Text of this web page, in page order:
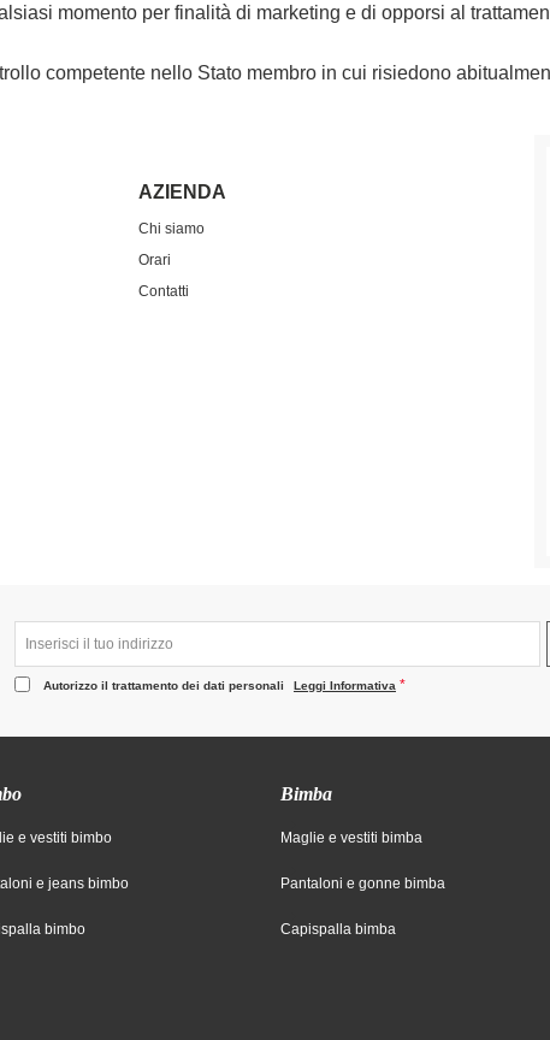
momento per finalità di marketing e di opporsi al
competente nello Stato membro in cui risiedono
AZIENDA
Chi siamo
Orari
Contatti
Autorizzo il trattamento dei dati personali Leggi Informativa
e vestiti bimbo
e jeans bimbo
bimbo
Bimba
Maglie e vestiti bimba
Pantaloni e gonne bimba
Capispalla bimba